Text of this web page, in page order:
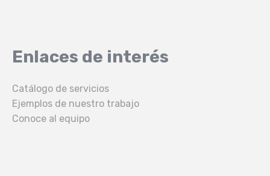
Enlaces de interés
Catálogo de servicios
Ejemplos de nuestro trabajo
Conoce al equipo